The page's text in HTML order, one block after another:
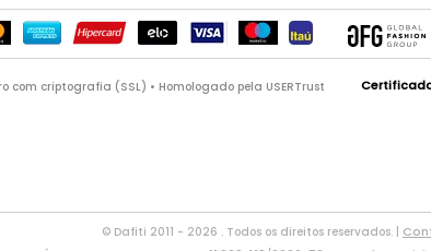
com criptografia (SSL) • Homologado pela USERTrust
© Dafiti 2011 - 2026 . Todos os direitos reservados. |